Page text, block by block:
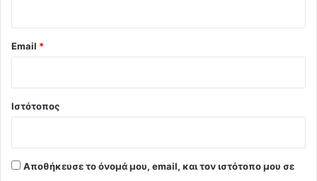
Email *
Ιστότοπος
Αποθήκευσε το όνομά μου, email, και τον ιστότοπο μου σε